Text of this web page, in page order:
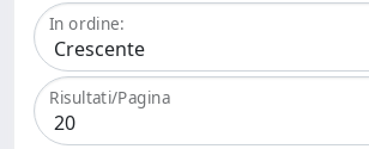
In ordine:
Risultati/Pagina